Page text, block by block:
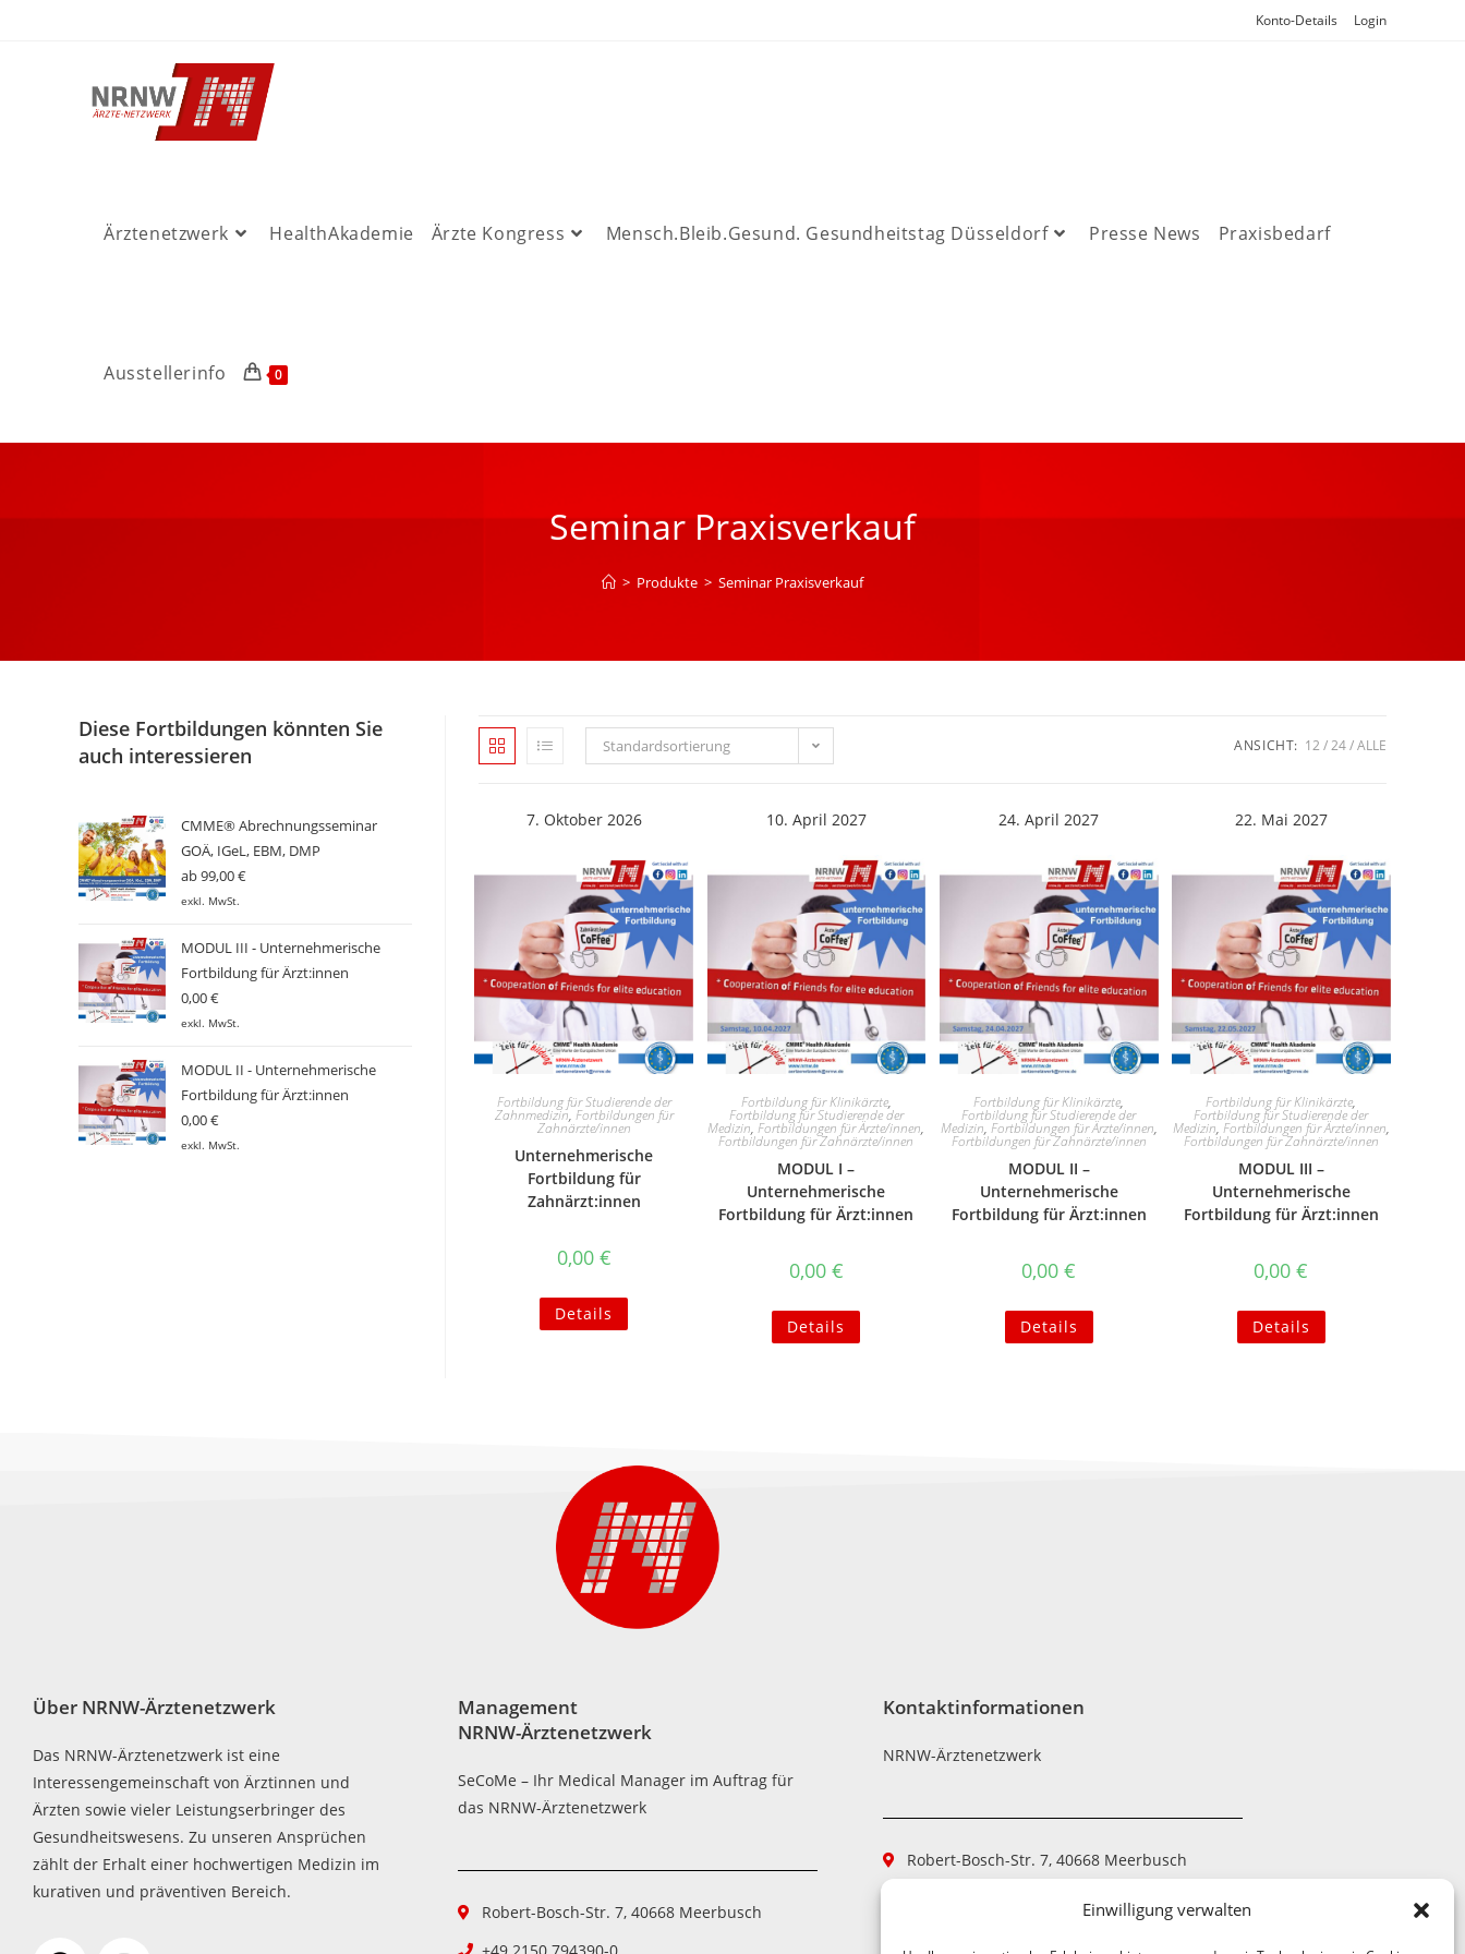
Einwilligung verwalten
Konto-Details Login
Ärztenetzwerk HealthAkademie Ärzte Kongress Mensch.Bleib.Gesund. Gesundheitstag Düsseldorf Presse News Praxisbedarf
Ausstellerinfo 0
Seminar Praxisverkauf
> Produkte > Seminar Praxisverkauf
Standardsortierung ANSICHT: 12 24 ALLE
7. Oktober 2026
Fortbildung für Studierende der
Zahnmedizin, Fortbildungen für
Zahnärzte/innen
Unternehmerische
Fortbildung für
Zahnärzt:innen
0,00 €
Details
10. April 2027
Fortbildung für Klinikärzte,
Fortbildung für Studierende der
Medizin,Fortbildungen für Ärzte/innen,
Fortbildungen für Zahnärzte/innen
MODUL I –
Unternehmerische
Fortbildung für Ärzt:innen
0,00 €
Details
24. April 2027
Fortbildung für Klinikärzte,
Fortbildung für Studierende der
Medizin, Fortbildungen für Ärzte/innen,
Fortbildungen für Zahnärzte/innen
MODUL II –
Unternehmerische
Fortbildung für Ärzt:innen
0,00€
Details
22. Mai 2027
Fortbildung für Klinikärzte,
Fortbildung für Studierende der
Medizin, Fortbildungen für Ärzte/innen,
Fortbildungen für Zahnärzte/innen
MODUL III –
Unternehmerische
Fortbildung für Ärzt:innen
0,00€
Details
Diese Fortbildungen könnten Sie
auch interessieren
CMME® Abrechnungsseminar
GOÄ, IGeL, EBM, DMP
ab99,00€
exkl. MwSt.
MODUL III - Unternehmerische
Fortbildung für Ärzt:innen
0,00€
exkl. MwSt.
MODUL II - Unternehmerische
Fortbildung für Ärzt:innen
0,00€
exkl. MwSt.
Über NRNW-Ärztenetzwerk
Das NRNW-Ärztenetzwerk ist eine
Interessengemeinschaft von Ärztinnen und
Ärzten sowie vieler Leistungserbringer des
Gesundheitswesens. Zu unseren Ansprüchen
zählt der Erhalt einer hochwertigen Medizin im
kurativen und präventiven Bereich.
Management
NRNW-Ärztenetzwerk
SeCoMe – Ihr Medical Manager im Auftrag für
das NRNW-Ärztenetzwerk
Robert-Bosch-Str. 7, 40668 Meerbusch
Kontaktinformationen
NRNW-Ärztenetzwerk
Robert-Bosch-Str. 7, 40668 Meerbusch